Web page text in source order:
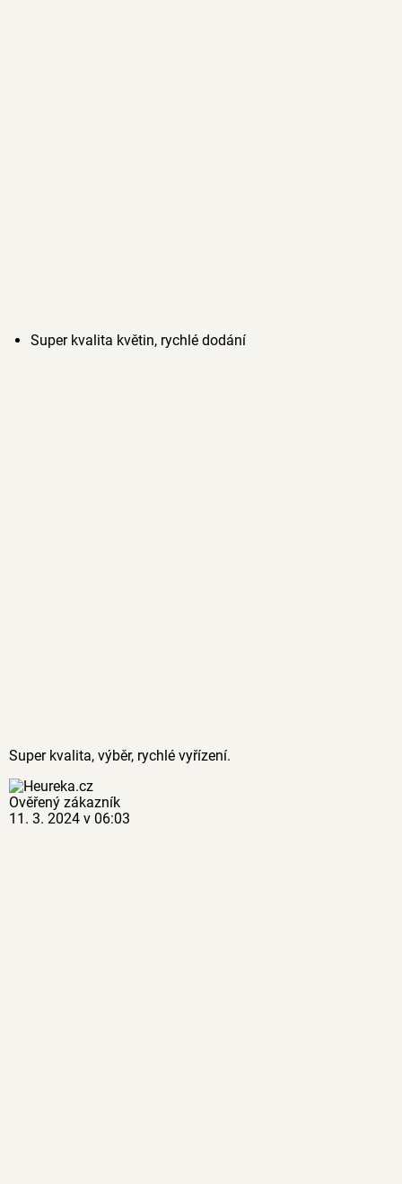
Super kvalita květin, rychlé dodání
Super kvalita, výběr, rychlé vyřízení.
Ověřený zákazník
11. 3. 2024 v 06:03